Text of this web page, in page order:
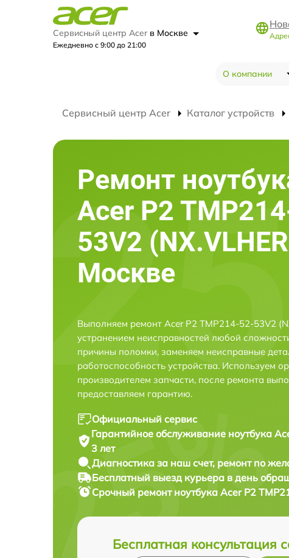
Сервисный центр Acer в Москве
Ежедневно с 9:00 до 21:00
О компании
Сервисный центр Acer Каталог устройств
Ремонт
Acer P2
53V2
Москве
Выполняем ремонт Acer P2 TMP214-52-53V2
устранением неисправностей любой
причины поломки, заменяем неисправные
работоспособность устройства. Используем
производителем запчасти, после ремонта
предоставляем гарантию.
Официальный сервис
Гарантийное обслуживание ноутбука
3 лет
Диагностика за наш счет, ремонт по
Бесплатный выезд курьера в день
Срочный ремонт ноутбука Acer P2
Бесплатная консультация